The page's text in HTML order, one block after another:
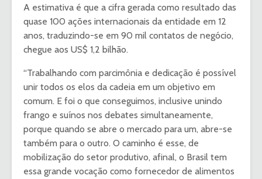
A estimativa é que a cifra gerada como resultado das
quase 100 ações internacionais da entidade em 12
anos, traduzindo-se em 90 mil contatos de negócio,
chegue aos US$ 1,2 bilhão.
“Trabalhando com parcimônia e dedicação é possível
unir todos os elos da cadeia em um objetivo em
comum. E foi o que conseguimos, inclusive unindo
frango e suínos nos debates simultaneamente,
porque quando se abre o mercado para um, abre-se
também para o outro. O caminho é esse, de
mobilização do setor produtivo, afinal, o Brasil tem
essa grande vocação como fornecedor de alimentos